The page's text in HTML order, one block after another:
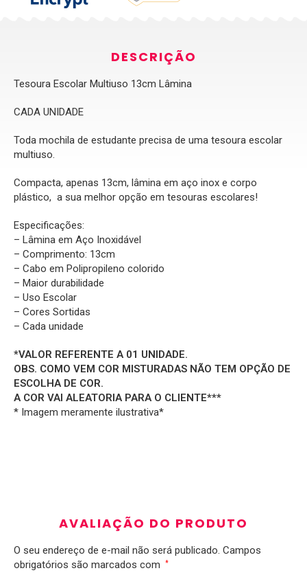
DESCRIÇÃO
Tesoura Escolar Multiuso 13cm Lâmina
CADA UNIDADE
Toda mochila de estudante precisa de uma tesoura escolar
multiuso.
Compacta, apenas 13cm, lâmina em aço inox e corpo
plástico, a sua melhor opção em tesouras escolares!
Especificações:
– Lâmina em Aço Inoxidável
– Comprimento: 13cm
– Cabo em Polipropileno colorido
– Maior durabilidade
– Uso Escolar
– Cores Sortidas
– Cada unidade
*VALOR REFERENTE A 01 UNIDADE.
OBS. COMO VEM COR MISTURADAS NÃO TEM OPÇÃO DE
ESCOLHA DE COR.
A COR VAI ALEATORIA PARA O CLIENTE***
* Imagem meramente ilustrativa*
AVALIAÇÃO DO PRODUTO
O seu endereço de e-mail não será publicado. Campos
obrigatórios são marcados com
*